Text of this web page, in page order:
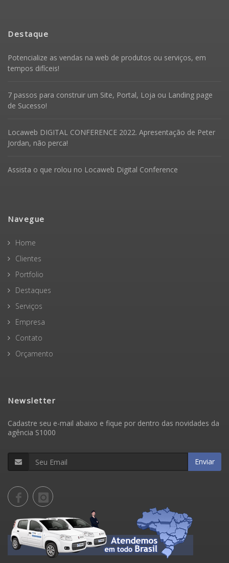
Destaque
Potencialize as vendas na web de produtos ou serviços, em
tempos difíceis!
7 passos para construir um Site, Portal, Loja ou Landing page
de Sucesso!
Locaweb DIGITAL CONFERENCE 2022. Apresentação de Peter
Jordan, não perca!
Assista o que rolou no Locaweb Digital Conference
Navegue
Home
Clientes
Portfolio
Destaques
Serviços
Empresa
Contato
Orçamento
Newsletter
Cadastre seu e-mail abaixo e fique por dentro das novidades da
agência S1000
Enviar